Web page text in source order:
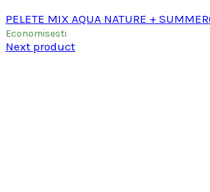
PELETE MIX AQUA NATURE +
Economisesti
Next product